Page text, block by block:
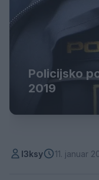
Policijsko
2019
l3ksy 11. januar